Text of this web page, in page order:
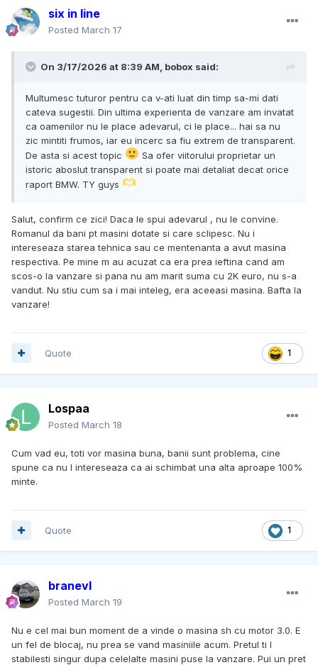
six in line
Posted March 17
On 3/17/2026 at 8:39 AM, bobox said:
Multumesc tuturor pentru ca v-ati luat din timp sa-mi dati
cateva sugestii. Din ultima experienta de vanzare am invatat
ca oamenilor nu le place adevarul, ci le place... hai sa nu
zic mintiti frumos, iar eu incerc sa fiu extrem de transparent.
De asta si acest topic
Sa ofer viitorului proprietar un
istoric aboslut transparent si poate mai detaliat decat orice
raport BMW. TY guys
Salut, confirm ce zici! Daca le spui adevarul , nu le convine.
Romanul da bani pt masini dotate si care sclipesc. Nu i
intereseaza starea tehnica sau ce mentenanta a avut masina
respectiva. Pe mine m au acuzat ca era prea ieftina cand am
scos-o la vanzare si pana nu am marit suma cu 2K euro, nu s-a
vandut. Nu stiu cum sa i mai inteleg, era aceeasi masina. Bafta la
vanzare!
1
Quote
Lospaa
Posted March 18
Cum vad eu, toti vor masina buna, banii sunt problema, cine
spune ca nu l intereseaza ca ai schimbat una alta aproape 100%
minte.
1
Quote
branevl
Posted March 19
Nu e cel mai bun moment de a vinde o masina sh cu motor 3.0. E
un fel de blocaj, nu prea se vand masiniile acum. Pretul ti l
stabilesti singur dupa celelalte masini puse la vanzare. Pui un pret